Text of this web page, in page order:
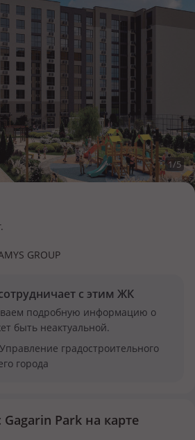
1/5
GROUP
с этим ЖК
подробную информацию о
быть неактуальной.
градостроительного
города
Park на карте